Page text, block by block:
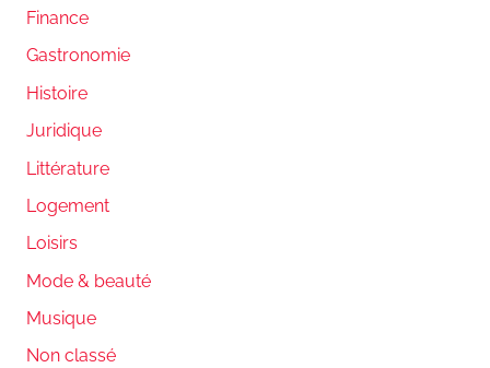
Finance
Gastronomie
Histoire
Juridique
Littérature
Logement
Loisirs
Mode & beauté
Musique
Non classé